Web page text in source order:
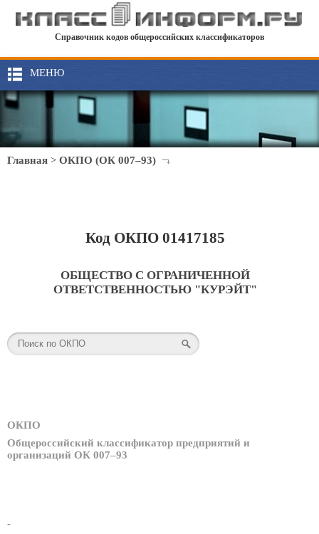
Справочник кодов общероссийских классификаторов
МЕНЮ
Главная > ОКПО (ОК 007–93)
Код ОКПО 01417185
ОБЩЕСТВО С ОГРАНИЧЕННОЙ
ОТВЕТСТВЕННОСТЬЮ "КУРЭЙТ"
ОКПО
Общероссийский классификатор предприятий и
организаций ОК 007–93
-